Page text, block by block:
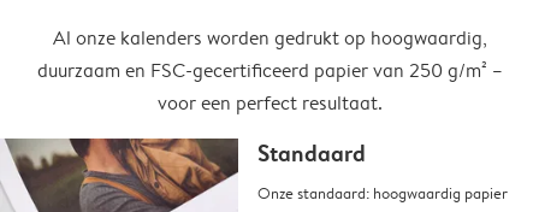
Al onze kalenders worden gedrukt op hoogwaardig,
duurzaam en FSC-gecertificeerd papier van 250 g/m² –
voor een perfect resultaat.
Standaard
Onze standaard: hoogwaardig papier